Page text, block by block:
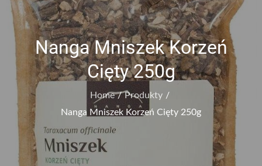
Nanga Mniszek Korzeń
Cięty 250g
Home
Produkty
Nanga Mniszek Korzeń Cięty 250g